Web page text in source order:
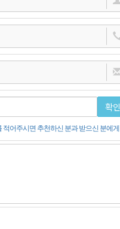
확인
적어주시면 추천하신 분과 받으신 분에게